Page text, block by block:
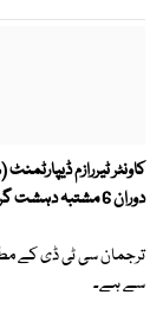
کاونٹر ٹیررازم
دوران 6 مشتبہ دہشت گردوں کو حراست میں لے لیا۔
ترجمان سی ٹی ڈی کے
سے ہے۔